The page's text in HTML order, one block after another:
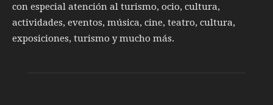
con especial atención al turismo, ocio, cultura,
actividades, eventos, música, cine, teatro, cultura,
exposiciones, turismo y mucho más.